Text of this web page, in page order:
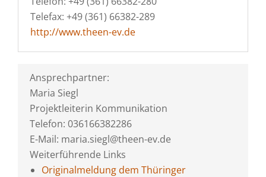
Telefax: +49 (361) 66382-289
http://www.theen-ev.de
Ansprechpartner:
Maria Siegl
Projektleiterin Kommunikation
Telefon: 036166382286
E-Mail: maria.siegl@theen-ev.de
Weiterführende Links
Originalmeldung dem Thüringer